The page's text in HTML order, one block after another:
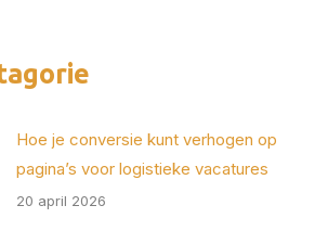
Hoe je conversie kunt verhogen op
pagina’s voor logistieke vacatures
20 april 2026